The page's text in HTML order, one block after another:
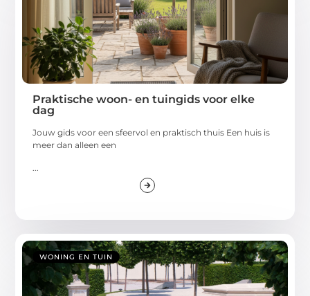
Praktische woon- en tuingids voor elke
dag
Jouw gids voor een sfeervol en praktisch thuis Een huis is
meer dan alleen een
WONING EN TUIN